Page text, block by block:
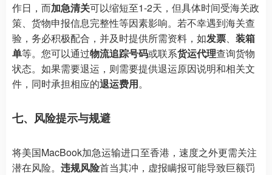
作日，而加急清关可以缩短至1-2天，但具体时间受海关政
策、货物申报信息完整性等因素影响。若不幸遇到海关查
验，务必积极配合，并及时提供所需资料，如发票、 装箱
单等。您可以通过物流追踪号码或联系货运代理查询货物
状态。如果需要退运，则需要提供退运原因说明和相关文
件，同时承担相应的退运费用。
七、风险提示与规避
将美国MacBook加急运输进口至香港，速度之外更需关注
潜在风险。 违规风险首当其冲，虚报瞒报可能导致巨额罚